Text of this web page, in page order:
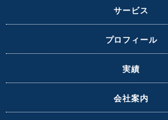
サービス
プロフィール
実績
会社案内